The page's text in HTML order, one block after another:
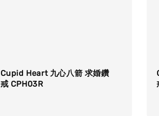
Cupid Heart 九心八箭 求婚鑽
戒 CPH03R